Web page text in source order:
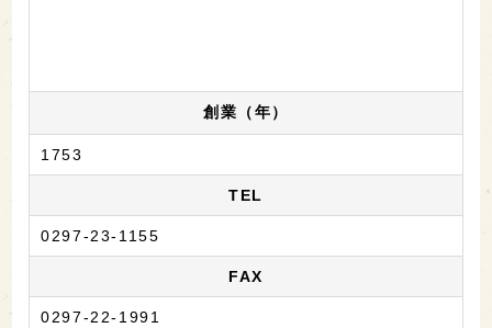
創業（年）
1753
TEL
0297-23-1155
FAX
0297-22-1991